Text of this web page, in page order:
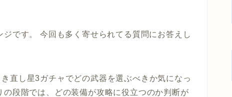
です。 今回も多く寄せられてる質問にお答えし
直し星3ガチャでどの武器を選ぶべきか気になっ
段階では、どの装備が攻略に役立つのか判断が